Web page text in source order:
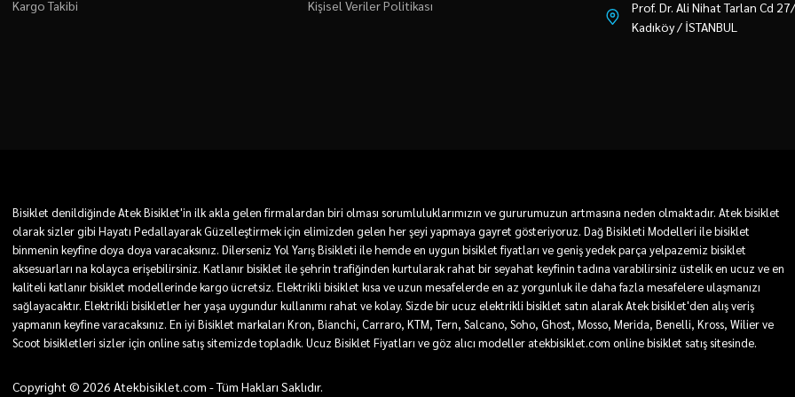
Kargo Takibi Kişisel Veriler Politikası
Prof. Dr. Ali Nihat Tarlan Cd
Kadıköy / İSTANBUL
Bisiklet denildiğinde Atek Bisiklet'in ilk akla gelen firmalardan biri olması sorumluluklarımızın ve gururumuzun artmasına neden olmaktadır. Atek bisiklet
olarak sizler gibi Hayatı Pedallayarak Güzelleştirmek için elimizden gelen her şeyi yapmaya gayret gösteriyoruz. Dağ Bisikleti Modelleri ile bisiklet
binmenin keyfine doya doya varacaksınız. Dilerseniz Yol Yarış Bisikleti ile hemde en uygun bisiklet fiyatları ve geniş yedek parça yelpazemiz bisiklet
aksesuarları na kolayca erişebilirsiniz. Katlanır bisiklet ile şehrin trafiğinden kurtularak rahat bir seyahat keyfinin tadına varabilirsiniz üstelik en ucuz ve en
kaliteli katlanır bisiklet modellerinde kargo ücretsiz. Elektrikli bisiklet kısa ve uzun mesafelerde en az yorgunluk ile daha fazla mesafelere ulaşmanızı
sağlayacaktır. Elektrikli bisikletler her yaşa uygundur kullanımı rahat ve kolay. Sizde bir ucuz elektrikli bisiklet satın alarak Atek bisiklet'den alış veriş
yapmanın keyfine varacaksınız. En iyi Bisiklet markaları Kron, Bianchi, Carraro, KTM, Tern, Salcano, Soho, Ghost, Mosso, Merida, Benelli, Kross, Wilier ve
Scoot bisikletleri sizler için online satış sitemizde topladık. Ucuz Bisiklet Fiyatları ve göz alıcı modeller atekbisiklet.com online bisiklet satış sitesinde.
Copyright © 2026 Atekbisiklet.com - Tüm Hakları Saklıdır.